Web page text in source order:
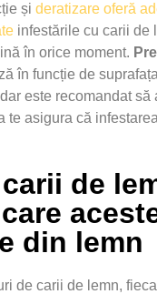
și deratizare oferă
infestările cu carii de
în orice moment.
în funcție de
este recomandat să
te asigura că
de
din lemn
de carii de lemn,